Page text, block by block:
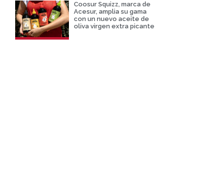
Coosur Squizz, marca de
Acesur, amplia su gama
con un nuevo aceite de
oliva virgen extra picante